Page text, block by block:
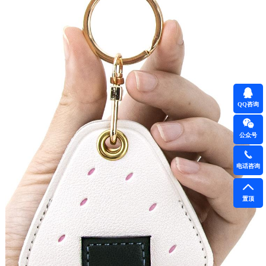
QQ咨询
公众号
电话咨询
置顶